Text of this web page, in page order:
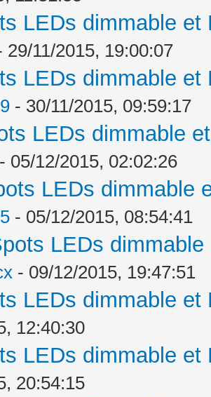
LEDs dimmable
29/11/2015, 19:00:07
LEDs dimmable
- 30/11/2015, 09:59:17
LEDs dimmable
- 05/12/2015, 02:02:26
LEDs dimmable
- 05/12/2015, 08:54:41
LEDs
- 09/12/2015, 19:47:51
LEDs dimmable
12:40:30
LEDs dimmable
20:54:15